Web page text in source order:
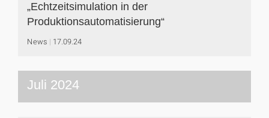
„Echtzeitsimulation in der
Produktionsautomatisierung“
News 17.09.24
Juli 2024